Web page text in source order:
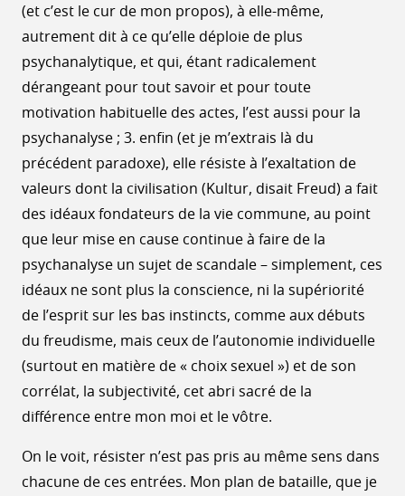
(et c’est le cur de mon propos), à elle-même,
autrement dit à ce qu’elle déploie de plus
psychanalytique, et qui, étant radicalement
dérangeant pour tout savoir et pour toute
motivation habituelle des actes, l’est aussi pour la
psychanalyse ; 3. enfin (et je m’extrais là du
précédent paradoxe), elle résiste à l’exaltation de
valeurs dont la civilisation (Kultur, disait Freud) a fait
des idéaux fondateurs de la vie commune, au point
que leur mise en cause continue à faire de la
psychanalyse un sujet de scandale – simplement, ces
idéaux ne sont plus la conscience, ni la supériorité
de l’esprit sur les bas instincts, comme aux débuts
du freudisme, mais ceux de l’autonomie individuelle
(surtout en matière de « choix sexuel ») et de son
corrélat, la subjectivité, cet abri sacré de la
différence entre mon moi et le vôtre.
On le voit, résister n’est pas pris au même sens dans
chacune de ces entrées. Mon plan de bataille, que je